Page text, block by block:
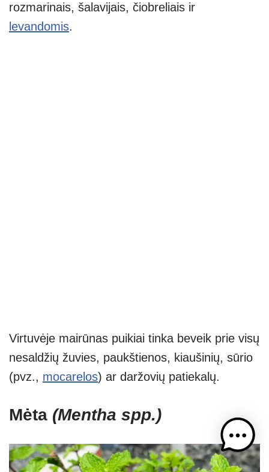
rozmarinais, šalavijais, čiobreliais ir
levandomis.
Virtuvėje mairūnas puikiai tinka beveik prie visų
nesaldžių žuvies, paukštienos, kiaušinių, sūrio
(pvz., mocarelos) ar daržovių patiekalų.
Mėta (Mentha spp.)